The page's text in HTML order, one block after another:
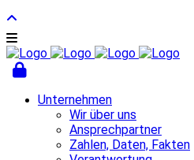
Unternehmen
Wir über uns
Ansprechpartner
Zahlen, Daten, Fakten